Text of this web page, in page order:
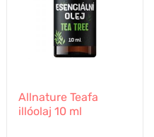
Allnature Teafa
illóolaj 10 ml